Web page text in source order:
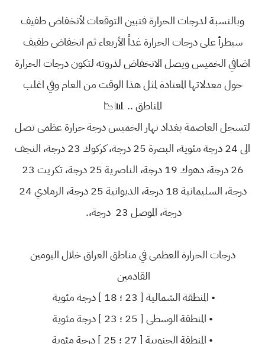
وبالنسبة لدرجات الحرارة فتبين التوقعات لأنخفاض طفيف
سيطرأ على درجات الحرارة غداً الأربعاء ثم انخفاض طفيف
اضافي الخميس ويصل الانخفاض لذروته لتكون درجات الحرارة
حول معدلاتها المعتادة لمثل هذا الوقت من العام وفي اغلب
المناطق .. 📊📉
لتسجل العاصمة بغداد نهار الخميس درجة حرارة عظمى تصل
الى 24 درجة مئوية، البصرة 25 درجة، كركوك 23 درجة، النجف
26 درجة، دهوك 19 درجة، الناصرية 25 درجة، تكريت 23
درجة، السليمانية 18 درجة، الديوانية 25 درجة، الرمادي 24
درجة، الموصل 23 درجة،.
درجات الحرارة العظمى في مناطق العراق خلال اليومين
القادمين
• المنطقة الشمالية [ 23 ؛ 18 ] درجة مئوية
• المنطقة الوسطى [ 25 ؛ 23 ] درجة مئوية
• المنطقة الجنوبية [ 27 ؛ 25 ] درجة مئوية